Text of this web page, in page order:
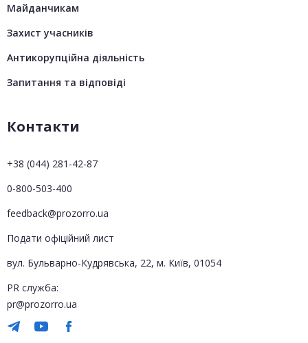
Майданчикам
Захист учасників
Антикорупційна діяльність
Запитання та відповіді
Контакти
+38 (044) 281-42-87
0-800-503-400
feedback@prozorro.ua
Подати офіційний лист
вул. Бульварно-Кудрявська, 22, м. Київ, 01054
PR служба:
pr@prozorro.ua